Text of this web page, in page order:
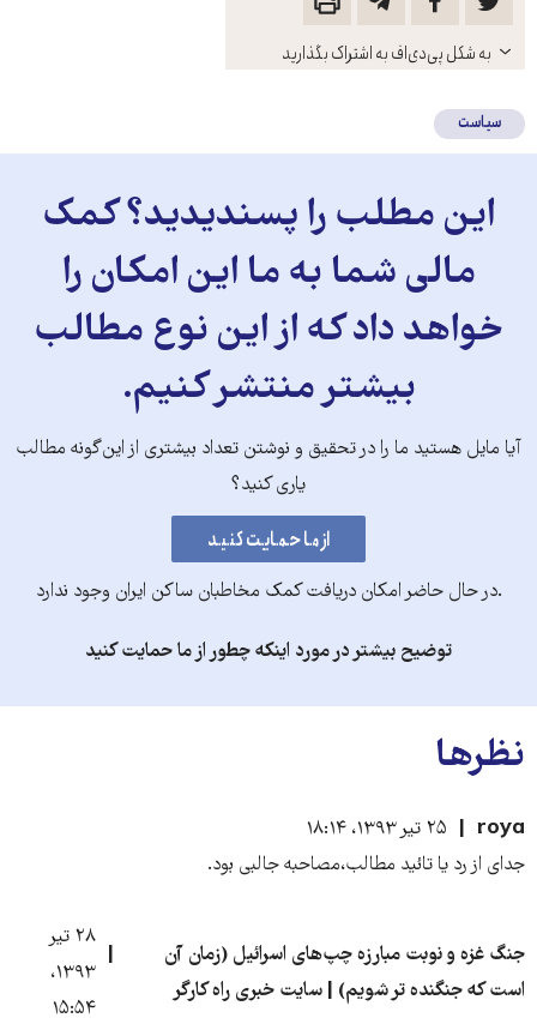
باز
کنید
به شکل پی‌دی‌اف به اشتراک بگذارید
سیاست
این مطلب را پسندیدید؟ کمک
مالی شما به ما این امکان را
خواهد داد که از این نوع مطالب
بیشتر منتشر کنیم.
آیا مایل هستید ما را در تحقیق و نوشتن تعداد بیشتری از این‌گونه مطالب
یاری کنید؟
.در حال حاضر امکان دریافت کمک مخاطبان ساکن ایران وجود ندارد
توضیح بیشتر در مورد اینکه چطور از ما حمایت کنید
نظرها
roya
۲۵ تیر ۱۳۹۳، ۱۸:۱۴
جدای از رد یا تائید مطالب،مصاحبه جالبی بود.
جنگ غزه و نوبت مبارزه چپ‌های اسرائیل (زمان آن
است که جنگنده تر شویم) | سایت خبری راه کارگر
۲۸ تیر
۱۳۹۳،
۱۵:۵۴